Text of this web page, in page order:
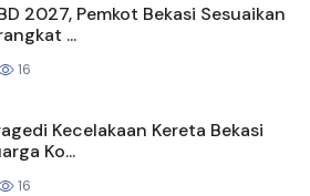
2027, Pemkot Bekasi Sesuaikan
...
16
Kecelakaan Kereta Bekasi
Ko...
16